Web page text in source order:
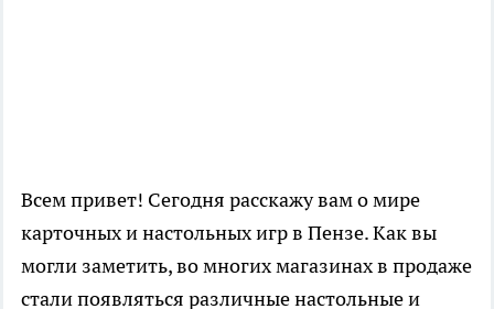
Всем привет! Сегодня расскажу вам о мире
карточных и настольных игр в Пензе. Как вы
могли заметить, во многих магазинах в продаже
стали появляться различные настольные и